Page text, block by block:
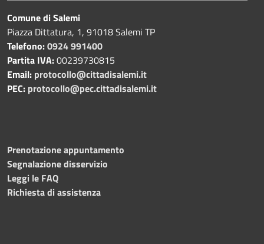
Comune di Salemi
Piazza Dittatura, 1, 91018 Salemi TP
Telefono:0924 991400
Partita IVA:00239730815
Email: protocollo@cittadisalemi.it
PEC: protocollo@pec.cittadisalemi.it
Prenotazione appuntamento
Segnalazione disservizio
Leggi le FAQ
Richiesta di assistenza